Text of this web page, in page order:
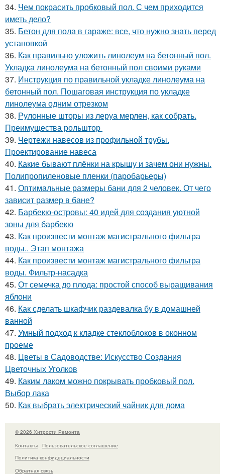
34. Чем покрасить пробковый пол. С чем приходится
иметь дело?
35. Бетон для пола в гараже: все, что нужно знать перед
установкой
36. Как правильно уложить линолеум на бетонный пол.
Укладка линолеума на бетонный пол своими руками
37. Инструкция по правильной укладке линолеума на
бетонный пол. Пошаговая инструкция по укладке
линолеума одним отрезком
38. Рулонные шторы из леруа мерлен, как собрать.
Преимущества рольштор
39. Чертежи навесов из профильной трубы.
Проектирование навеса
40. Какие бывают плёнки на крышу и зачем они нужны.
Полипропиленовые пленки (паробарьеры)
41. Оптимальные размеры бани для 2 человек. От чего
зависит размер в бане?
42. Барбекю-островы: 40 идей для создания уютной
зоны для барбекю
43. Как произвести монтаж магистрального фильтра
воды.. Этап монтажа
44. Как произвести монтаж магистрального фильтра
воды. Фильтр-насадка
45. От семечка до плода: простой способ выращивания
яблони
46. Как сделать шкафчик раздевалка бу в домашней
ванной
47. Умный подход к кладке стеклоблоков в оконном
проеме
48. Цветы в Садоводстве: Искусство Создания
Цветочных Уголков
49. Каким лаком можно покрывать пробковый пол.
Выбор лака
50. Как выбрать электрический чайник для дома
© 2026 Хитрости Ремонта
Контакты
Пользовательское соглашение
Политика конфидециальности
Обратная связь